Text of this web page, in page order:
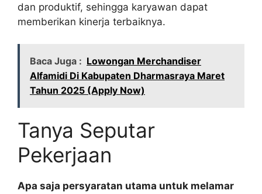
dan produktif, sehingga karyawan dapat
memberikan kinerja terbaiknya.
Baca Juga : Lowongan Merchandiser
Alfamidi Di Kabupaten Dharmasraya Maret
Tahun 2025 (Apply Now)
Tanya Seputar
Pekerjaan
Apa saja persyaratan utama untuk melamar